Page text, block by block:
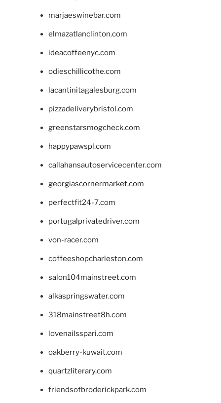
marjaeswinebar.com
elmazatlanclinton.com
ideacoffeenyc.com
odieschillicothe.com
lacantinitagalesburg.com
pizzadeliverybristol.com
greenstarsmogcheck.com
happypawspl.com
callahansautoservicecenter.com
georgiascornermarket.com
perfectfit24-7.com
portugalprivatedriver.com
von-racer.com
coffeeshopcharleston.com
salon104mainstreet.com
alkaspringswater.com
318mainstreet8h.com
lovenailsspari.com
oakberry-kuwait.com
quartzliterary.com
friendsofbroderickpark.com